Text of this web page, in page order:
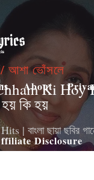
About
Disclosure
আশা ভোঁসলে
Ki
কি হয়
| বাংলা ছায়া ছবির